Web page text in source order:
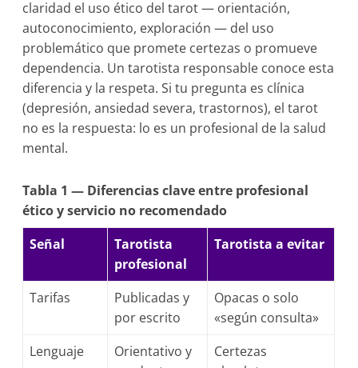
claridad el uso ético del tarot — orientación,
autoconocimiento, exploración — del uso
problemático que promete certezas o promueve
dependencia. Un tarotista responsable conoce esta
diferencia y la respeta. Si tu pregunta es clínica
(depresión, ansiedad severa, trastornos), el tarot
no es la respuesta: lo es un profesional de la salud
mental.
Tabla 1 — Diferencias clave entre profesional
ético y servicio no recomendado
Señal
Tarotista
profesional
Tarotista a evitar
Tarifas
Publicadas y
por escrito
Opacas o solo
«según consulta»
Lenguaje
Orientativo y
Certezas